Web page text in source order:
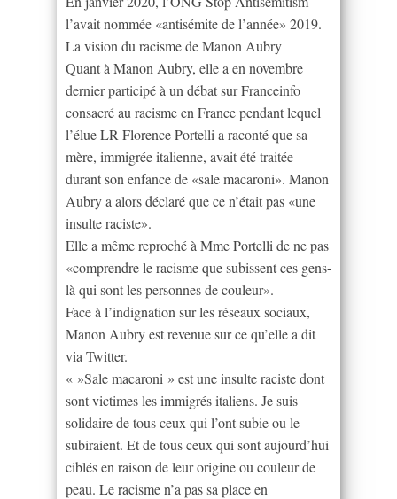
l’avait nommée «antisémite de l’année» 2019.
La vision du racisme de Manon Aubry
Quant à Manon Aubry, elle a en novembre
dernier participé à un débat sur Franceinfo
consacré au racisme en France pendant lequel
l’élue LR Florence Portelli a raconté que sa
mère, immigrée italienne, avait été traitée
durant son enfance de «sale macaroni». Manon
Aubry a alors déclaré que ce n’était pas «une
insulte raciste».
Elle a même reproché à Mme Portelli de ne pas
«comprendre le racisme que subissent ces gens-
là qui sont les personnes de couleur».
Face à l’indignation sur les réseaux sociaux,
Manon Aubry est revenue sur ce qu’elle a dit
via Twitter.
« »Sale macaroni » est une insulte raciste dont
sont victimes les immigrés italiens. Je suis
solidaire de tous ceux qui l’ont subie ou le
subiraient. Et de tous ceux qui sont aujourd’hui
ciblés en raison de leur origine ou couleur de
peau. Le racisme n’a pas sa place en